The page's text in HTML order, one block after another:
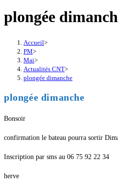
plongée
Accueil>
PM>
Mai>
Actualités CNT>
plongée dimanche
plongée dimanche
Bonsoir
confirmation le bateau pourra sortir
Inscription par sms au 06 75 92 22 34
herve